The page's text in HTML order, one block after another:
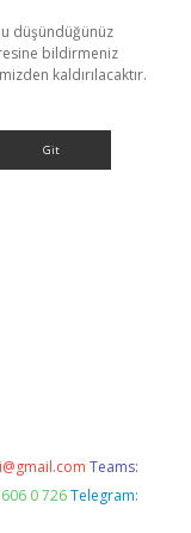
düşündüğünüz
bildirmeniz
kaldırılacaktır.
Teams:
0 726 Telegram: